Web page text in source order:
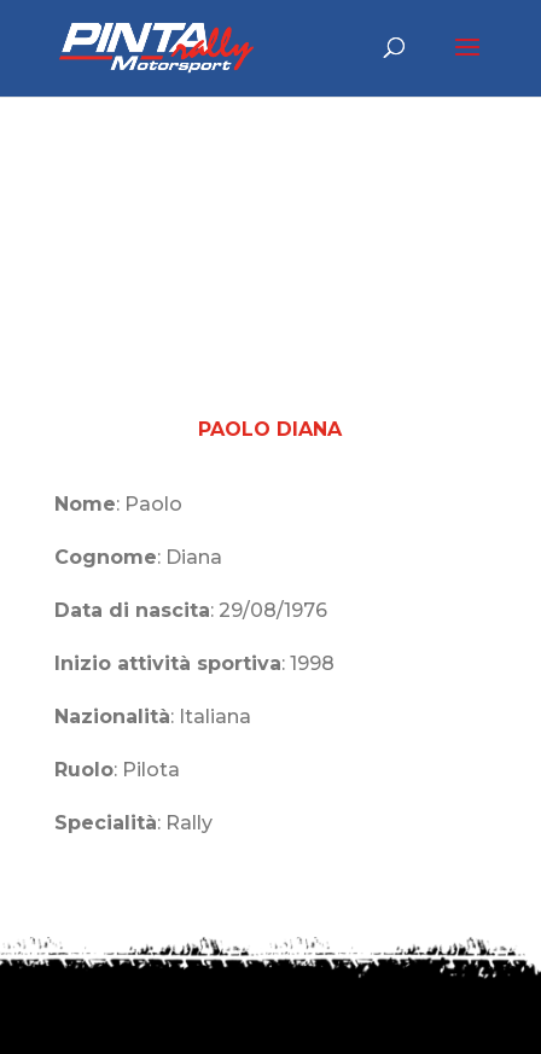
PAOLO DIANA
Nome: Paolo
Cognome: Diana
Data di nascita: 29/08/1976
Inizio attività sportiva: 1998
Nazionalità: Italiana
Ruolo: Pilota
Specialità: Rally